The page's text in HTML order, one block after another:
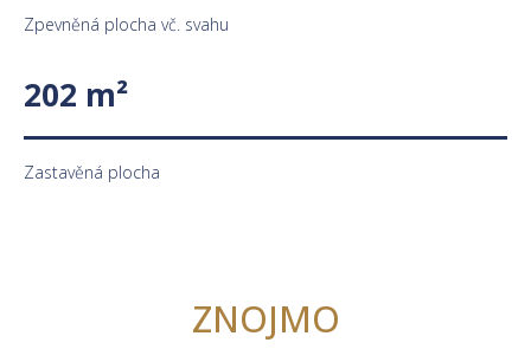
Zpevněná plocha vč. svahu
202 m²
Zastavěná plocha
ZNOJMO